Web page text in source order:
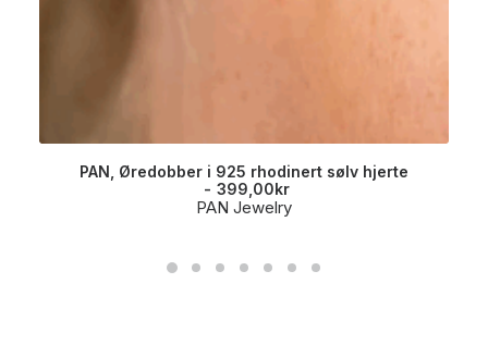
PAN, Øredobber i 925 rhodinert sølv hjerte
399,00kr
PAN Jewelry